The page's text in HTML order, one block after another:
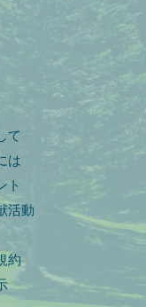
て
は
ト
活動
約